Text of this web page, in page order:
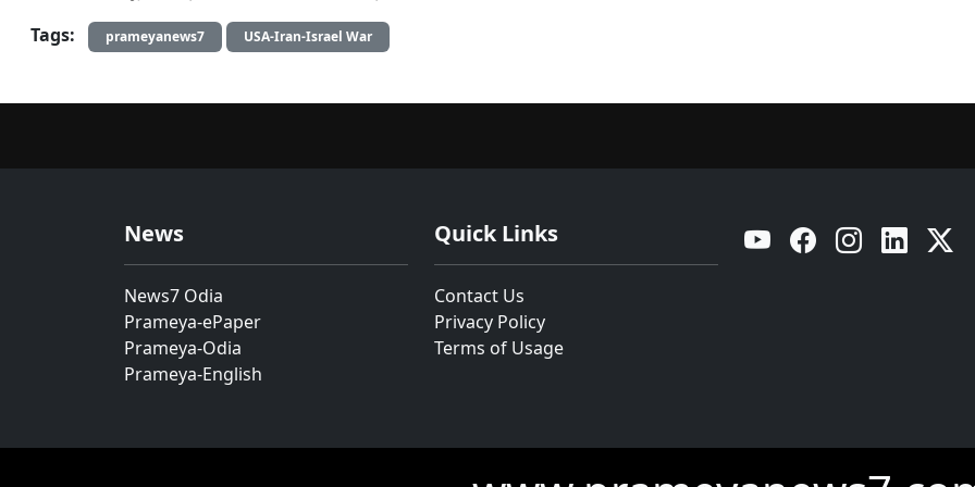
Tags: prameyanews7 USA-Iran-Israel War
News
News7 Odia
Prameya-ePaper
Prameya-Odia
Prameya-English
Quick Links
Contact Us
Privacy Policy
Terms of Usage
YouTube Facebook Instagram